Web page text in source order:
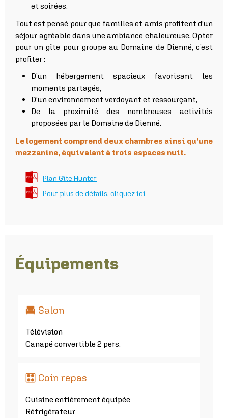
et soirées.
Tout est pensé pour que familles et amis profitent d’un
séjour agréable dans une ambiance chaleureuse. Opter
pour un gîte pour groupe au Domaine de Dienné, c’est
profiter :
D’un hébergement spacieux favorisant les
moments partagés,
D’un environnement verdoyant et ressourçant,
De la proximité des nombreuses activités
proposées par le Domaine de Dienné.
Le logement comprend deux chambres ainsi qu’une
mezzanine, équivalant à trois espaces nuit.
Plan Gîte Hunter
Pour plus de détails, cliquez ici
Équipements
Salon
Télévision
Canapé convertible 2 pers.
Coin repas
Cuisine entièrement équipée
Réfrigérateur